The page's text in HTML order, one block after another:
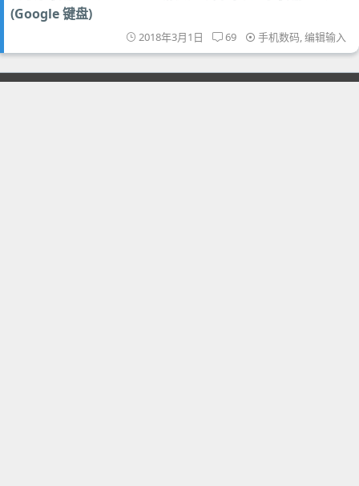
(Google 键盘)
2018年3月1日 69 手机数码,编辑输入